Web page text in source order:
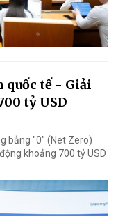
tế - Giải
tỷ USD
bằng "0" (Net Zero)
khoảng 700 tỷ USD